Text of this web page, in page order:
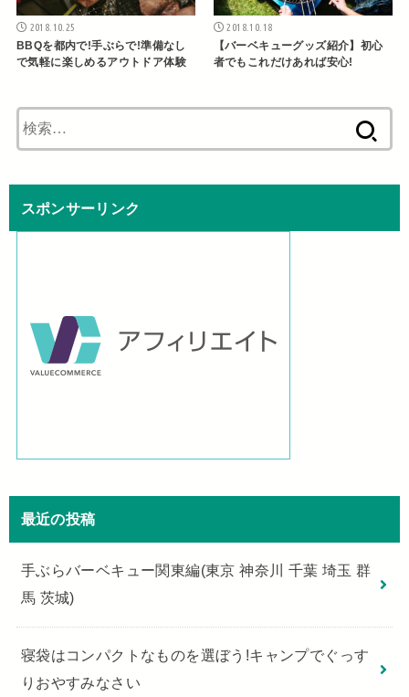
2018.10.25
BBQを都内で!手ぶらで!準備なし
で気軽に楽しめるアウトドア体験
2018.10.18
【バーベキューグッズ紹介】初心
者でもこれだけあれば安心!
索:
スポンサーリンク
最近の投稿
手ぶらバーベキュー関東編(東京 神奈川 千葉 埼玉 群
馬 茨城)
寝袋はコンパクトなものを選ぼう!キャンプでぐっす
りおやすみなさい